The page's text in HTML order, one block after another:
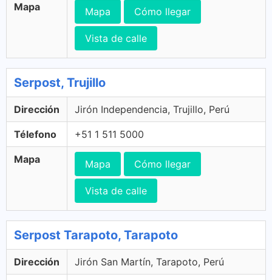
Mapa Mapa Cómo llegar
Vista de calle
Serpost, Trujillo
Dirección Jirón Independencia, Trujillo, Perú
Télefono +51 1 511 5000
Mapa Mapa Cómo llegar
Vista de calle
Serpost Tarapoto, Tarapoto
Dirección Jirón San Martín, Tarapoto, Perú